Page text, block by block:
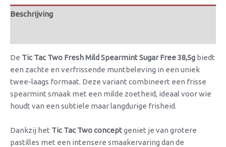
Beschrijving
De Tic Tac Two Fresh Mild Spearmint Sugar Free 38,5g biedt
een zachte en verfrissende muntbeleving in een uniek
twee-laags formaat. Deze variant combineert een frisse
spearmint smaak met een milde zoetheid, ideaal voor wie
houdt van een subtiele maar langdurige frisheid.
Dankzij het Tic Tac Two conceptgeniet je van grotere
pastilles met een intensere smaakervaring dan de